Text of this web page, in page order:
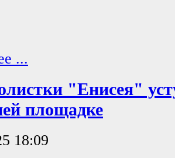
...
"Енисея"
площадке
18:09